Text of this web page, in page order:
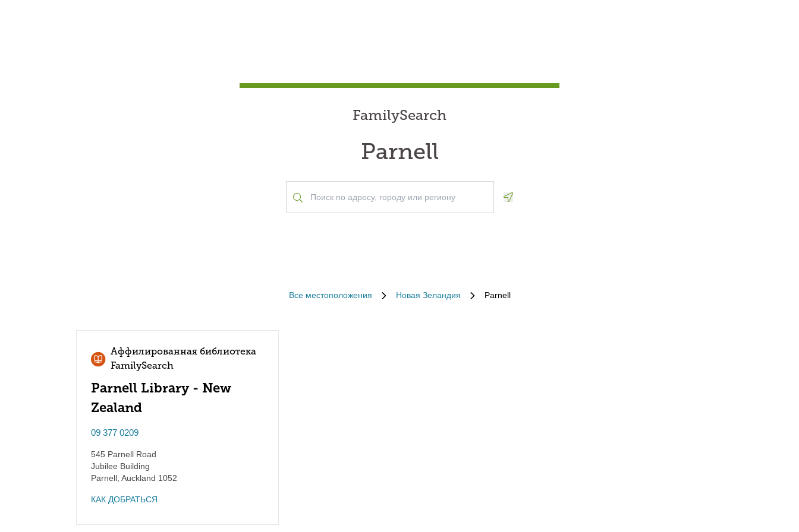
FamilySearch
Parnell
Все местоположения Новая Зеландия Parnell
Аффилированная библиотека
FamilySearch
Parnell Library - New
Zealand
09 377 0209
545 Parnell Road
Jubilee Building
Parnell Auckland 1052
КАК ДОБРАТЬСЯ